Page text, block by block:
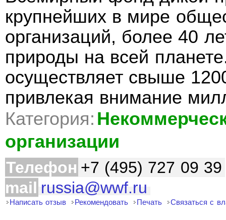
крупнейших в мире
организаций, более 40
природы на всей
осуществляет свыше
привлекая внимание
Категория:
организации
Телефон +7 (495) 727 09 39
mail russia@wwf.ru
Написать отзыв Рекомендовать Печать Связаться с